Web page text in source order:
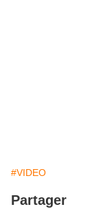
#VIDEO
Partager